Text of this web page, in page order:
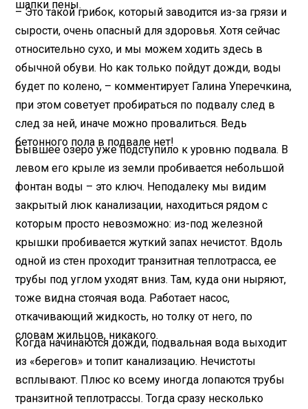
шапки пены.
– Это такой грибок, который заводится из-за грязи и
сырости, очень опасный для здоровья. Хотя сейчас
относительно сухо, и мы можем ходить здесь в
обычной обуви. Но как только пойдут дожди, воды
будет по колено, – комментирует Галина Уперечкина,
при этом советует пробираться по подвалу след в
след за ней, иначе можно провалиться. Ведь
бетонного пола в подвале нет!
Бывшее озеро уже подступило к уровню подвала. В
левом его крыле из земли пробивается небольшой
фонтан воды – это ключ. Неподалеку мы видим
закрытый люк канализации, находиться рядом с
которым просто невозможно: из-под железной
крышки пробивается жуткий запах нечистот. Вдоль
одной из стен проходит транзитная теплотрасса, ее
трубы под углом уходят вниз. Там, куда они ныряют,
тоже видна стоячая вода. Работает насос,
откачивающий жидкость, но толку от него, по
словам жильцов, никакого.
Когда начинаются дожди, подвальная вода выходит
из «берегов» и топит канализацию. Нечистоты
всплывают. Плюс ко всему иногда лопаются трубы
транзитной теплотрассы. Тогда сразу несколько